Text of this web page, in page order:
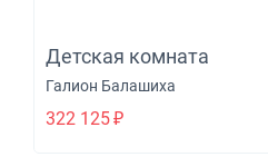
Детская комната
Галион Балашиха
322 125₽